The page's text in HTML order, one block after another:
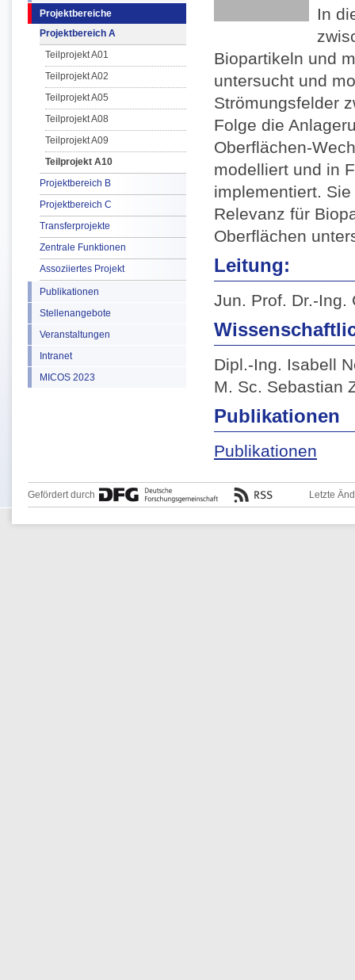
Projektbereiche
Projektbereich A
Teilprojekt A01
Teilprojekt A02
Teilprojekt A05
Teilprojekt A08
Teilprojekt A09
Teilprojekt A10
Projektbereich B
Projektbereich C
Transferprojekte
Zentrale Funktionen
Assoziiertes Projekt
Publikationen
Stellenangebote
Veranstaltungen
Intranet
MICOS 2023
In
Biopartikeln und
untersucht und
Strömungsfelder
Folge die
Oberflächen-
modelliert und in
implementiert.
Relevanz für
Oberflächen
Leitung:
Jun. Prof. Dr.-Ing.
Dipl.-Ing. Isabell
M. Sc. Sebastian
Publikationen
Publikationen
Gefördert durch Letzte